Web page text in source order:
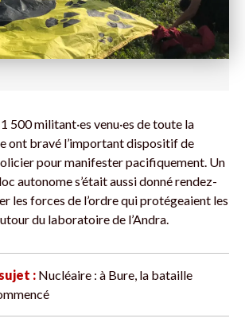
500 militant·es venu·es de toute la
ont bravé l’important dispositif de
pour manifester pacifiquement. Un
autonome s’était aussi donné rendez-
les forces de l’ordre qui protégeaient les
du laboratoire de l’Andra.
: Nucléaire : à Bure, la bataille